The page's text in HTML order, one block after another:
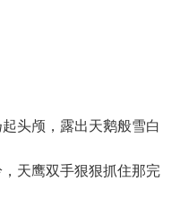
头颅，露出天鹅般雪白
天鹰双手狠狠抓住那完